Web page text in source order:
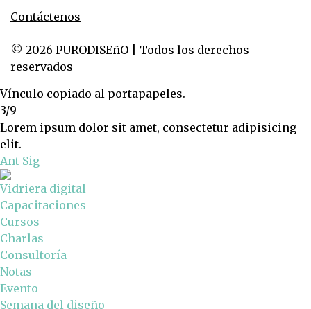
Contáctenos
© 2026 PURODISEñO | Todos los derechos
reservados
Vínculo copiado al portapapeles.
3/9
Lorem ipsum dolor sit amet, consectetur adipisicing
elit.
Ant Sig
Vidriera digital
Capacitaciones
Cursos
Charlas
Consultoría
Notas
Evento
Semana del diseño